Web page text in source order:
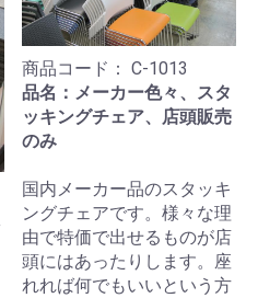
商品コード： C-1013
品名：メーカー色々、スタ
ッキングチェア、店頭販売
のみ
国内メーカー品のスタッキ
ングチェアです。様々な理
由で特価で出せるものが店
頭にはあったりします。座
れれば何でもいいという方